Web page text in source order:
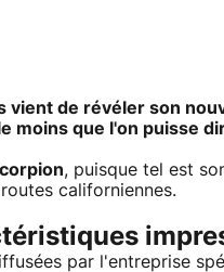
vient de révéler son
moins que l'on puisse
, puisque tel est
californiennes.
par l'entreprise